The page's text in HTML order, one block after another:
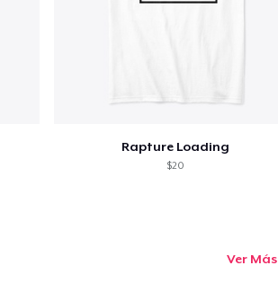
Rapture Loading
$20
Ver Más